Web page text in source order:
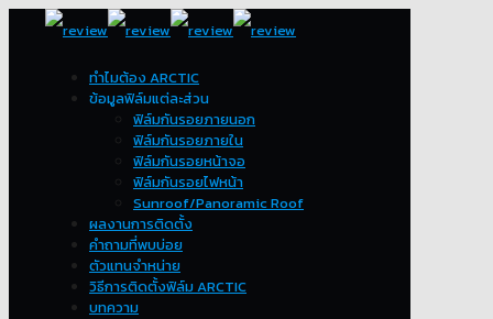
ทำไมต้อง ARCTIC
ข้อมูลฟิล์มแต่ละส่วน
ฟิล์มกันรอยภายนอก
ฟิล์มกันรอยภายใน
ฟิล์มกันรอยหน้าจอ
ฟิล์มกันรอยไฟหน้า
Sunroof/Panoramic Roof
ผลงานการติดตั้ง
คำถามที่พบบ่อย
ตัวแทนจำหน่าย
วิธีการติดตั้งฟิล์ม ARCTIC
บทความ